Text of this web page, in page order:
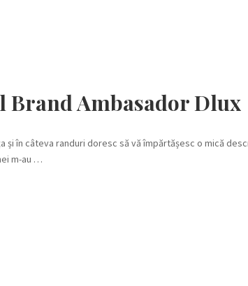
Brand Ambasador Dlux
și în câteva randuri doresc să vă împărtășesc o mică
m-au …